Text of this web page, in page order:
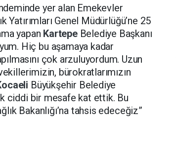
yer alan Emekevler
Yatırımları Genel Müdürlüğü’ne 25
yapan Kartepe Belediye Başkanı
Hiç bu aşamaya kadar
çok arzuluyordum. Uzun
bürokratlarımızın
Büyükşehir Belediye
ciddi bir mesafe kat ettik. Bu
Bakanlığı’na tahsis edeceğiz”